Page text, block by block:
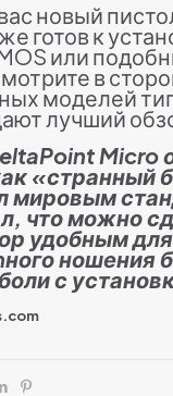
новый
готов к
или
в
моделей
лучший
Micro
«странный
мировым
что можно
удобным для
ношения
с